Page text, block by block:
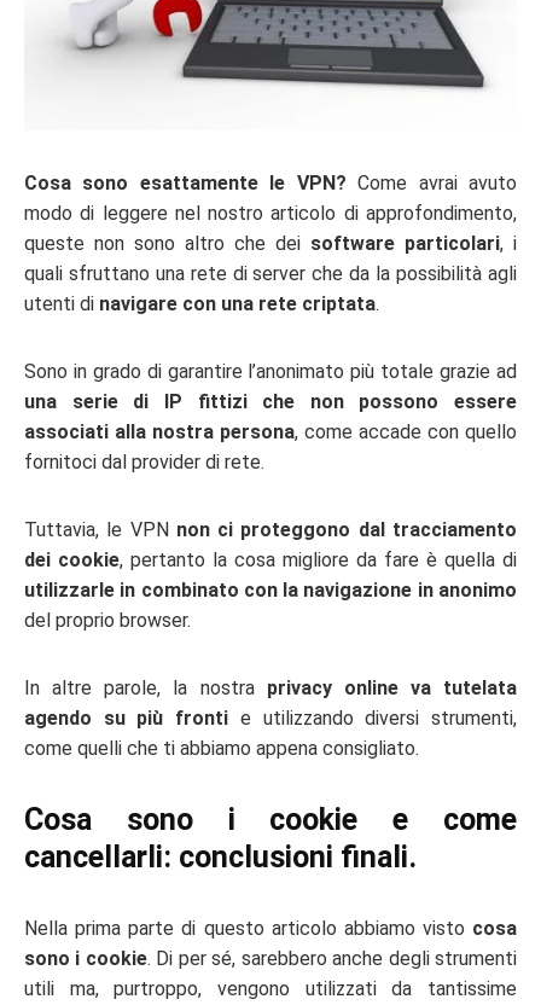
Cosa sono esattamente le VPN? Come avrai avuto
modo di leggere nel nostro articolo di approfondimento,
queste non sono altro che dei software particolari, i
quali sfruttano una rete di server che da la possibilità agli
utenti di navigare con una rete criptata.
Sono in grado di garantire l’anonimato più totale grazie ad
una serie di IP fittizi che non possono essere
associati alla nostra persona, come accade con quello
fornitoci dal provider di rete.
Tuttavia, le VPN non ci proteggono dal tracciamento
dei cookie, pertanto la cosa migliore da fare è quella di
utilizzarle in combinato con la navigazione in anonimo
del proprio browser.
In altre parole, la nostra privacy online va tutelata
agendo su più fronti e utilizzando diversi strumenti,
come quelli che ti abbiamo appena consigliato.
Cosa sono i cookie e come
cancellarli: conclusioni finali.
Nella prima parte di questo articolo abbiamo visto cosa
sono i cookie. Di per sé, sarebbero anche degli strumenti
utili ma, purtroppo, vengono utilizzati da tantissime